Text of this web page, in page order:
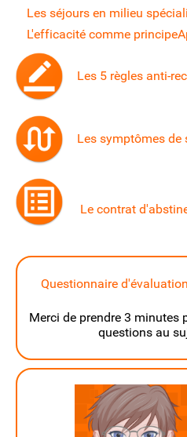
Les séjours en milieu
L'efficacité comme principe
Les 5 règles anti-
Les symptômes de
Le contrat
Questionnaire
Merci de prendre 3 minutes
questions au